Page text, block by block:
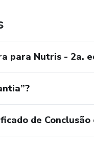
para Nutris - 2a.
de